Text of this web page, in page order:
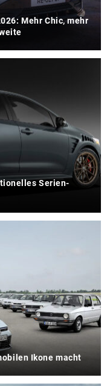
Mehr Chic, mehr
Serien-
Ikone macht